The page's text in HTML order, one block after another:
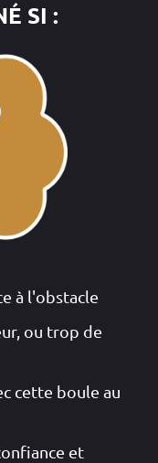
SI :
à l'obstacle
ou trop de
cette boule au
et